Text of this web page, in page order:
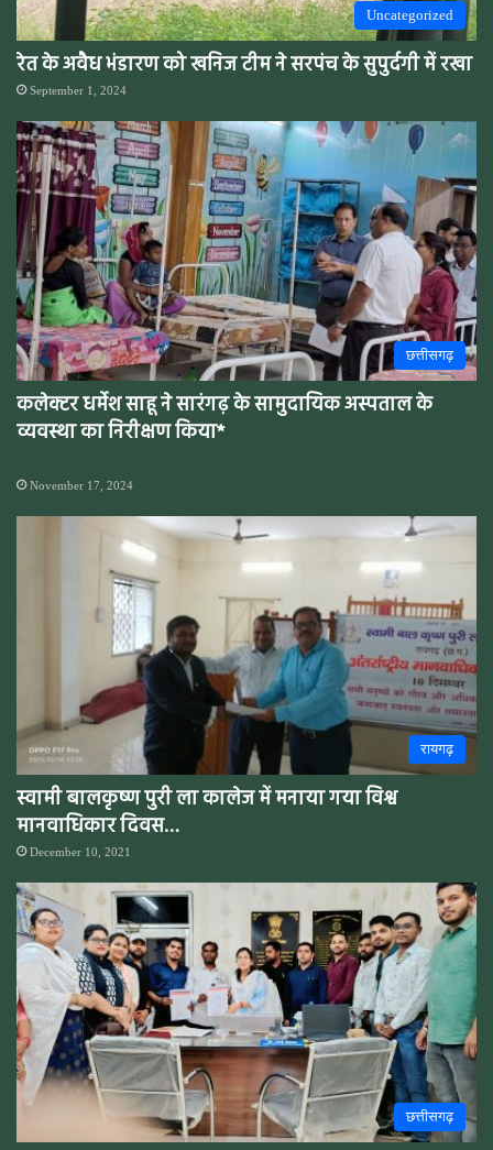
Uncategorized
रेत के अवैध भंडारण को खनिज टीम ने सरपंच के सुपुर्दगी में रखा
September 1, 2024
छत्तीसगढ़
कलेक्टर धर्मेश साहू ने सारंगढ़ के सामुदायिक अस्पताल के
व्यवस्था का निरीक्षण किया*
November 17, 2024
रायगढ़
स्वामी बालकृष्ण पुरी ला कालेज में मनाया गया विश्व
मानवाधिकार दिवस…
December 10, 2021
छत्तीसगढ़